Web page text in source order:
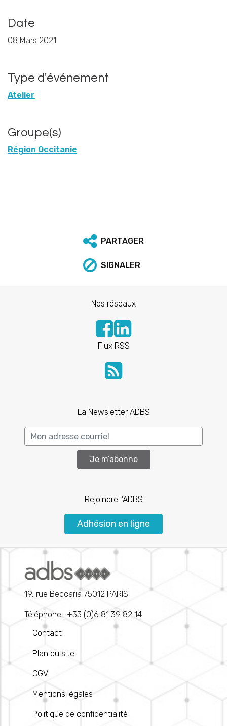
Date
08 Mars 2021
Type d'événement
Atelier
Groupe(s)
Région Occitanie
PARTAGER
SIGNALER
Nos réseaux
Flux RSS
La Newsletter ADBS
Je m’abonne
Rejoindre l’ADBS
Adhésion en ligne
19, rue Beccaria 75012 PARIS
Téléphone : +33 (0)6 81 39 82 14
Contact
Plan du site
CGV
Mentions légales
Politique de conﬁdentialité